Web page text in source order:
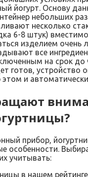
йогурт. Основу
небольших
несколько
6-8 штук)
изделием очень
все
на срок до
готов, устройство
этом и
прибор,
особенности.
учитывать: